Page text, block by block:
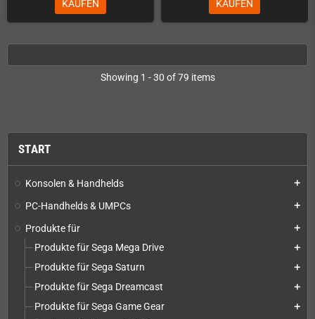
START
Konsolen & Handhelds add
PC-Handhelds & UMPCs add
Produkte für add
Produkte für Sega Mega Drive add
Produkte für Sega Saturn add
Produkte für Sega Dreamcast add
Produkte für Sega Game Gear add
KAUFEN KAUFEN
Showing 1 - 30 of 79 items